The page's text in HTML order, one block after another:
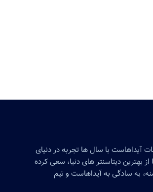
آیداهاست با سال ها تجربه در دنیای
بهترین دیتاسنتر های دنیا، سعی کرده
به سادگی به آیداهاست و تیم